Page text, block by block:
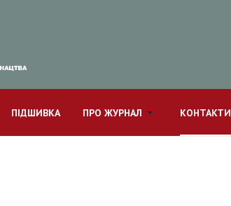
ПІДШИВКА ПРО ЖУРНАЛ КОНТАКТИ